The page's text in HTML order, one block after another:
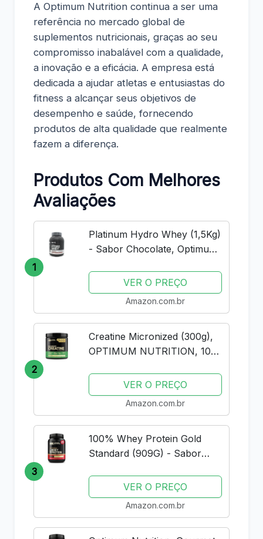
A Optimum Nutrition continua a ser uma
referência no mercado global de
suplementos nutricionais, graças ao seu
compromisso inabalável com a qualidade,
a inovação e a eficácia. A empresa está
dedicada a ajudar atletas e entusiastas do
fitness a alcançar seus objetivos de
desempenho e saúde, fornecendo
produtos de alta qualidade que realmente
fazem a diferença.
Produtos Com Melhores
Avaliações
1
Platinum Hydro Whey (1,5Kg)
- Sabor Chocolate, Optimum
VER O PREÇO
Amazon.com.br
2
Creatine Micronized (300g),
OPTIMUM NUTRITION, 100
VER O PREÇO
Amazon.com.br
3
100% Whey Protein Gold
Standard (909G) - Sabor
NutritionVER O PREÇO
Amazon.com.br